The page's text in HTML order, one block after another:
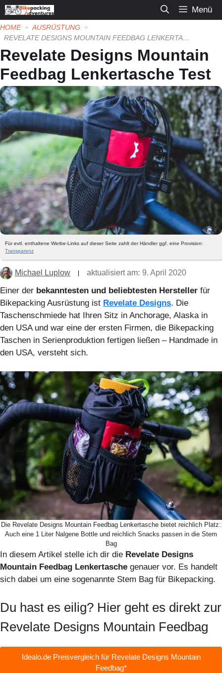
Zum
Inhalt
springen
Menü
HOME
AUSRÜSTUNG
REVELATE DESIGNS MOUNTAIN FEEDBAG LENKERTASCHE TEST
Revelate Designs Mountain
Feedbag Lenkertasche Test
Für evtl. enthaltene Werbe-Links auf dieser Seite zahlt der Händler ggf. eine Provision:
Transparenz
Michael Luplow aktualisiert am: 9. April 2020
Einer der bekanntesten und beliebtesten Hersteller für
Bikepacking Ausrüstung ist Revelate Designs. Die
Taschenschmiede hat Ihren Sitz in Anchorage, Alaska in
den USA und war eine der ersten Firmen, die Bikepacking
Taschen in Serienproduktion fertigen ließen – Handmade in
den USA, versteht sich.
Die Revelate Designs Mountain Feedbag Lenkertasche bietet reichlich Platz:
Auch eine 1 Liter Nalgene Bottle und reichlich Snacks passen in die Stem
Bag
In diesem Artikel stelle ich dir die Revelate Designs
Mountain Feedbag Lenkertasche genauer vor. Es handelt
sich dabei um eine sogenannte Stem Bag für Bikepacking.
Du hast es eilig? Hier geht es direkt zur
Revelate Designs Mountain Feedbag
Idealo.de Preisvergleich für Revelate Designs Mountain
Feedbag*